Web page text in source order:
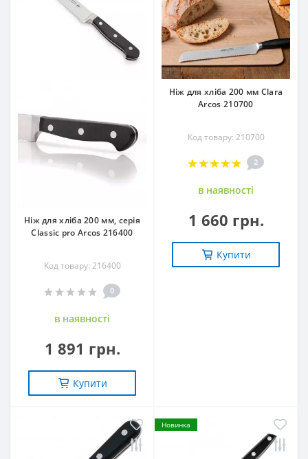
Ніж для хліба 200 мм, серія
Classic pro Arcos 216400
Код товару: 216400
0
в наявностi
1 891 грн.
Купити
Ніж для хліба 200 мм Clara
Arcos 210700
Код товару: 210700
2
в наявностi
1 660 грн.
Купити
Новинка